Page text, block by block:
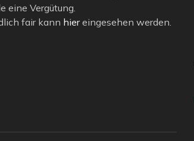
eine Vergütung.
fair kann hiereingesehen werden.